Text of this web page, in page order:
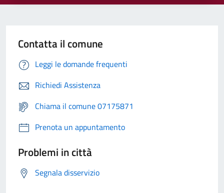
Contatta il comune
Leggi le domande frequenti
Richiedi Assistenza
Chiama il comune 07175871
Prenota un appuntamento
Problemi in città
Segnala disservizio